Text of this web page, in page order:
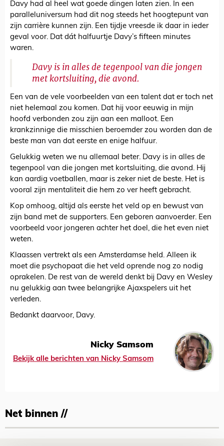
Davy had al heel wat goede dingen laten zien. In een
paralleluniversum had dit nog steeds het hoogtepunt van
zijn carrière kunnen zijn. Een tijdje vreesde ik daar in ieder
geval voor. Dat dát halfuurtje Davy’s fifteen minutes
waren.
Davy is in alles de tegenpool van die jongen
met kortsluiting, die avond.
Een van de vele voorbeelden van een talent dat er toch net
niet helemaal zou komen. Dat hij voor eeuwig in mijn
hoofd verbonden zou zijn aan een malloot. Een
krankzinnige die misschien beroemder zou worden dan de
beste man van dat eerste en enige halfuur.
Gelukkig weten we nu allemaal beter. Davy is in alles de
tegenpool van die jongen met kortsluiting, die avond. Hij
kan aardig voetballen, maar is zeker niet de beste. Het is
vooral zijn mentaliteit die hem zo ver heeft gebracht.
Kop omhoog, altijd als eerste het veld op en bewust van
zijn band met de supporters. Een geboren aanvoerder. Een
voorbeeld voor jongeren achter het doel, die het even niet
weten.
Klaassen vertrekt als een Amsterdamse held. Alleen ik
moet die psychopaat die het veld oprende nog zo nodig
oprakelen. De rest van de wereld denkt bij Davy en Wesley
nu gelukkig aan twee belangrijke Ajaxspelers uit het
verleden.
Bedankt daarvoor, Davy.
Nicky Samsom
Bekijk alle berichten van Nicky Samsom
Net binnen //